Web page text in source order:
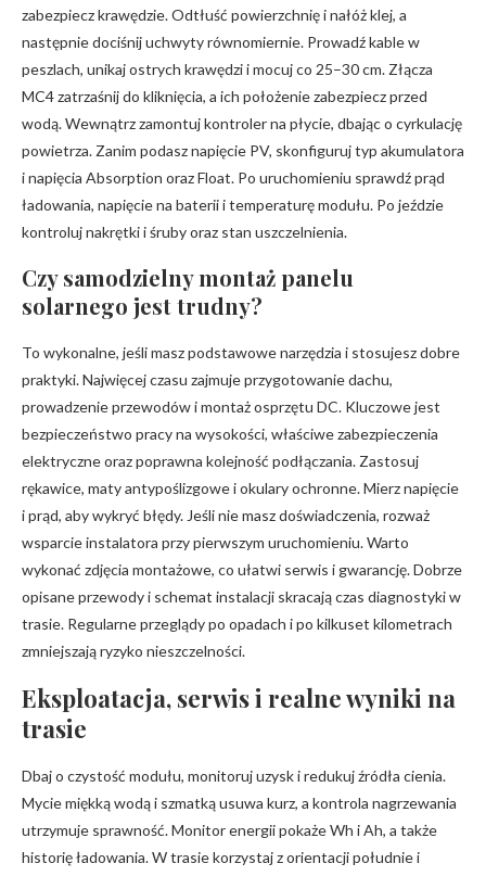
zabezpiecz krawędzie. Odtłuść powierzchnię i nałóż klej, a
następnie dociśnij uchwyty równomiernie. Prowadź kable w
peszlach, unikaj ostrych krawędzi i mocuj co 25–30 cm. Złącza
MC4 zatrzaśnij do kliknięcia, a ich położenie zabezpiecz przed
wodą. Wewnątrz zamontuj kontroler na płycie, dbając o cyrkulację
powietrza. Zanim podasz napięcie PV, skonfiguruj typ akumulatora
i napięcia Absorption oraz Float. Po uruchomieniu sprawdź prąd
ładowania, napięcie na baterii i temperaturę modułu. Po jeździe
kontroluj nakrętki i śruby oraz stan uszczelnienia.
Czy samodzielny montaż panelu
solarnego jest trudny?
To wykonalne, jeśli masz podstawowe narzędzia i stosujesz dobre
praktyki. Najwięcej czasu zajmuje przygotowanie dachu,
prowadzenie przewodów i montaż osprzętu DC. Kluczowe jest
bezpieczeństwo pracy na wysokości, właściwe zabezpieczenia
elektryczne oraz poprawna kolejność podłączania. Zastosuj
rękawice, maty antypoślizgowe i okulary ochronne. Mierz napięcie
i prąd, aby wykryć błędy. Jeśli nie masz doświadczenia, rozważ
wsparcie instalatora przy pierwszym uruchomieniu. Warto
wykonać zdjęcia montażowe, co ułatwi serwis i gwarancję. Dobrze
opisane przewody i schemat instalacji skracają czas diagnostyki w
trasie. Regularne przeglądy po opadach i po kilkuset kilometrach
zmniejszają ryzyko nieszczelności.
Eksploatacja, serwis i realne wyniki na
trasie
Dbaj o czystość modułu, monitoruj uzysk i redukuj źródła cienia.
Mycie miękką wodą i szmatką usuwa kurz, a kontrola nagrzewania
utrzymuje sprawność. Monitor energii pokaże Wh i Ah, a także
historię ładowania. W trasie korzystaj z orientacji południe i